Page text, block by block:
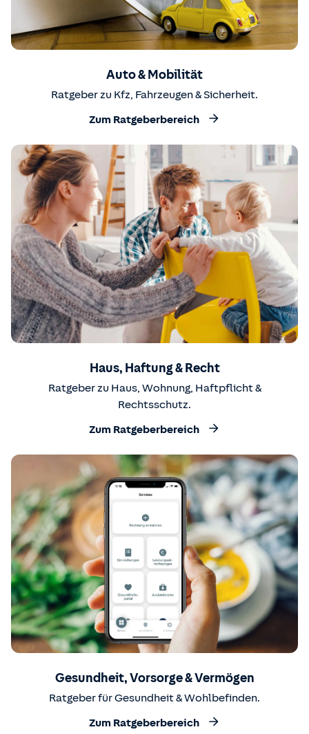
Auto & Mobilität
Ratgeber zu Kfz, Fahrzeugen & Sicherheit.
Zum Ratgeberbereich
Haus, Haftung & Recht
Ratgeber zu Haus, Wohnung, Haftpflicht &
Rechtsschutz.
Zum Ratgeberbereich
Gesundheit, Vorsorge & Vermögen
Ratgeber für Gesundheit & Wohlbefinden.
Zum Ratgeberbereich